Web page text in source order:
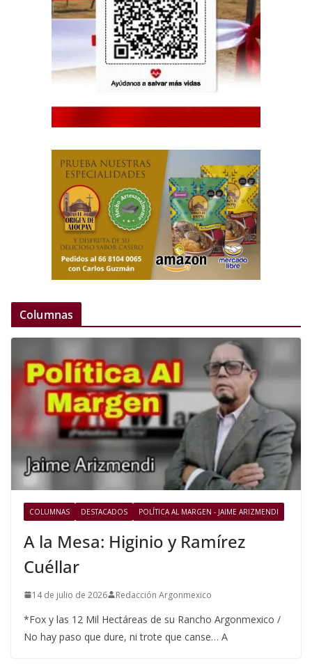
Columnas
COLUMNAS DESTACADOS POLÍTICA AL MARGEN - JAIME ARIZMENDI
A la Mesa: Higinio y Ramírez
Cuéllar
14 de julio de 2026 Redacción Argonmexico
*Fox y las 12 Mil Hectáreas de su Rancho Argonmexico /
No hay paso que dure, ni trote que canse… A